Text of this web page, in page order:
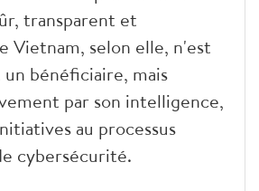
transparent et
Vietnam, selon elle, n'est
un bénéficiaire, mais
par son intelligence,
au processus
cybersécurité.